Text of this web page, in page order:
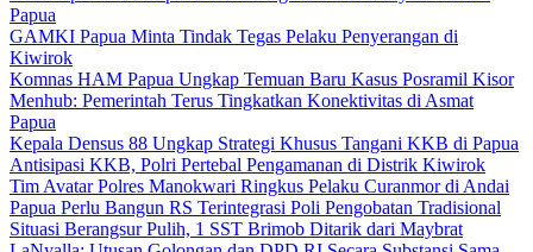
Papua
GAMKI Papua Minta Tindak Tegas Pelaku Penyerangan di
Kiwirok
Komnas HAM Papua Ungkap Temuan Baru Kasus Posramil Kisor
Menhub: Pemerintah Terus Tingkatkan Konektivitas di Asmat
Papua
Kepala Densus 88 Ungkap Strategi Khusus Tangani KKB di Papua
Antisipasi KKB, Polri Pertebal Pengamanan di Distrik Kiwirok
Tim Avatar Polres Manokwari Ringkus Pelaku Curanmor di Andai
Papua Perlu Bangun RS Terintegrasi Poli Pengobatan Tradisional
Situasi Berangsur Pulih, 1 SST Brimob Ditarik dari Maybrat